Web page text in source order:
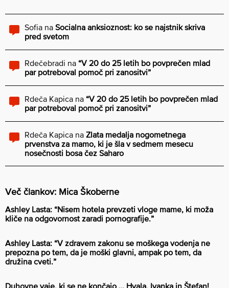
Sofia na Socialna anksioznost: ko se najstnik skriva
pred svetom
Rdečebradi na “V 20 do 25 letih bo povprečen mlad
par potreboval pomoč pri zanositvi”
Rdeča Kapica na “V 20 do 25 letih bo povprečen mlad
par potreboval pomoč pri zanositvi”
Rdeča Kapica na Zlata medalja nogometnega
prvenstva za mamo, ki je šla v sedmem mesecu
nosečnosti bosa čez Saharo
Več člankov: Mica Škoberne
Ashley Lasta: “Nisem hotela prevzeti vloge mame, ki moža
kliče na odgovornost zaradi pornografije.”
Ashley Lasta: “V zdravem zakonu se moškega vodenja ne
prepozna po tem, da je moški glavni, ampak po tem, da
družina cveti.”
Duhovne vaje, ki se ne končajo … Hvala, Ivanka in Štefan!